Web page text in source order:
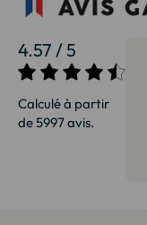
4.57 / 5
Calculé à partir
de 5997 avis.
27/07/2026